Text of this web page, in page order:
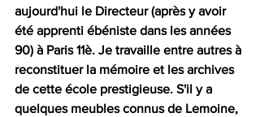
aujourd'hui le Directeur (après y avoir
été apprenti ébéniste dans les années
90) à Paris 11è. Je travaille entre autres à
reconstituer la mémoire et les archives
de cette école prestigieuse. S'il y a
quelques meubles connus de Lemoine,